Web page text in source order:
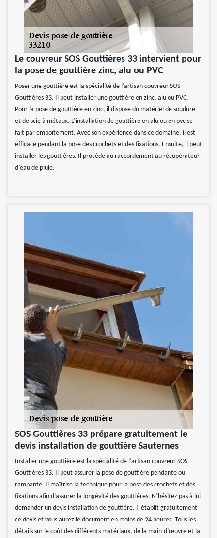
Le couvreur SOS Gouttières 33 intervient pour
la pose de gouttière zinc, alu ou PVC
Poser une gouttière est la spécialité de l’artisan couvreur SOS
Gouttières 33. Il peut installer une gouttière en zinc, alu ou PVC.
Pour la pose de gouttière en zinc, il dispose du matériel de soudure
et de scie à métaux. L’installation de gouttière en alu ou en pvc se
fait par emboîtement. Avec son expérience dans ce domaine, il est
efficace pendant la pose des crochets et des fixations. Ensuite, il peut
installer les gouttières. Il procède au raccordement au récupérateur
d’eau de pluie.
SOS Gouttières 33 prépare gratuitement le
devis installation de gouttière Sauternes
Installer une gouttière est la spécialité de l’artisan couvreur SOS
Gouttières 33. Il peut assurer la pose de gouttière pendante ou
rampante. Il maîtrise la technique pour la pose des crochets et des
fixations afin d’assurer la longévité des gouttières. N’hésitez pas à lui
demander un devis installation de gouttière. Il établit gratuitement
ce devis et vous aurez le document en moins de 24 heures. Tous les
détails sur le coût des différents matériaux, de la main-d’œuvre et la